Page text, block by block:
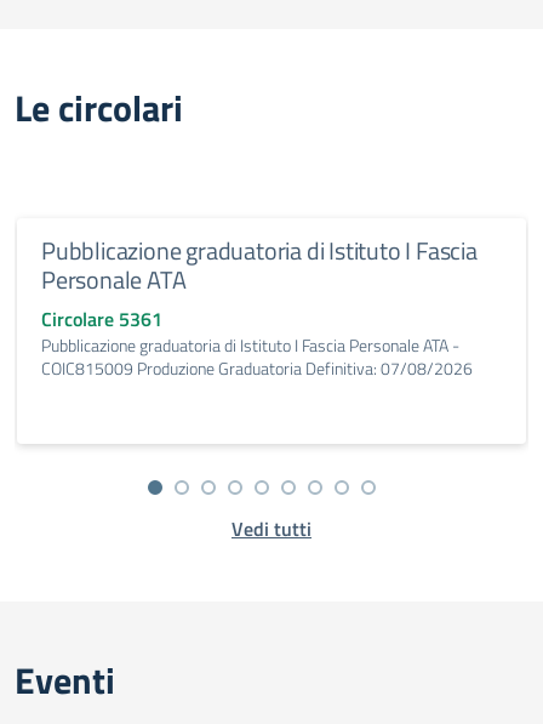
Le circolari
Pubblicazione graduatoria di Istituto I Fascia
Personale ATA
Circolare 5361
Pubblicazione graduatoria di Istituto I Fascia Personale ATA -
COIC815009 Produzione Graduatoria Definitiva: 07/08/2026
Vedi tutti
Eventi